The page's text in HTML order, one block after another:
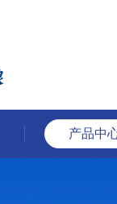
产品中